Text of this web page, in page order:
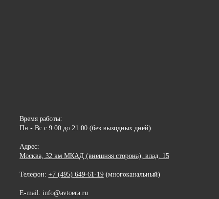
Время работы:
Пн - Вс с 9.00 до 21.00 (без выходных дней)
Адрес:
Москва, 32 км МКАД (внешняя сторона), влад. 15
Телефон: +7 (495) 649-61-19 (многоканальный)
E-mail: info@avtoera.ru